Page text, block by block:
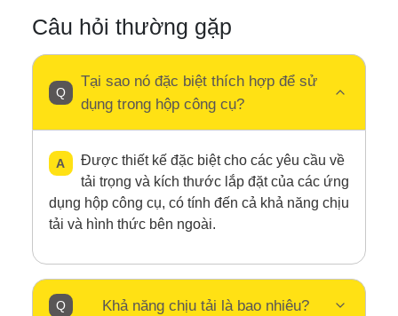
Câu hỏi thường gặp
Tại sao nó đặc biệt thích hợp để sử
dụng trong hộp công cụ?
Được thiết kế đặc biệt cho các yêu cầu về
tải trọng và kích thước lắp đặt của các ứng
dụng hộp công cụ, có tính đến cả khả năng chịu
tải và hình thức bên ngoài.
Khả năng chịu tải là bao nhiêu?